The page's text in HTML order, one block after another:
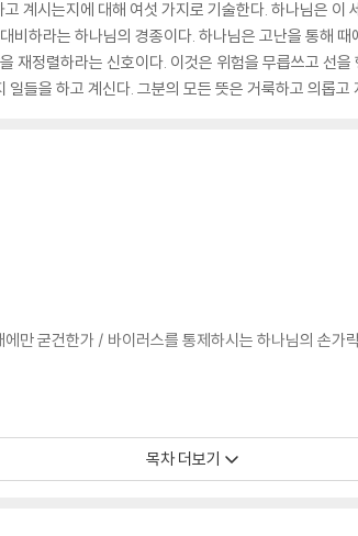
계시는지에 대해 여섯 가지로 기술한다. 하나님은 이
비하라는 하나님의 경종이다. 하나님은 고난을 통해
재정렬하라는 신호이다. 이것은 위험을 무릅쓰고 선
들을 하고 계신다. 그분의 모든 뜻은 거룩하고 의롭고
만 굳건한가 / 바이러스를 통제하시는 하나님의 손
떻게 아는가 / 성경적 믿음은 맹신이 아니다 / 우리
목차 더보기